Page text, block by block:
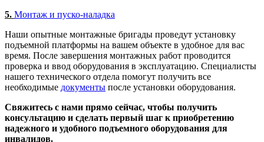
5. Монтаж и пуско-наладка
Наши опытные монтажные бригады проведут установку
подъемной платформы на вашем объекте в удобное для вас
время. После завершения монтажных работ проводится
проверка и ввод оборудования в эксплуатацию. Специалисты
нашего технического отдела помогут получить все
необходимые документы после установки оборудования.
Свяжитесь с нами прямо сейчас, чтобы получить
консультацию и сделать первый шаг к приобретению
надежного и удобного подъемного оборудования для
инвалидов.